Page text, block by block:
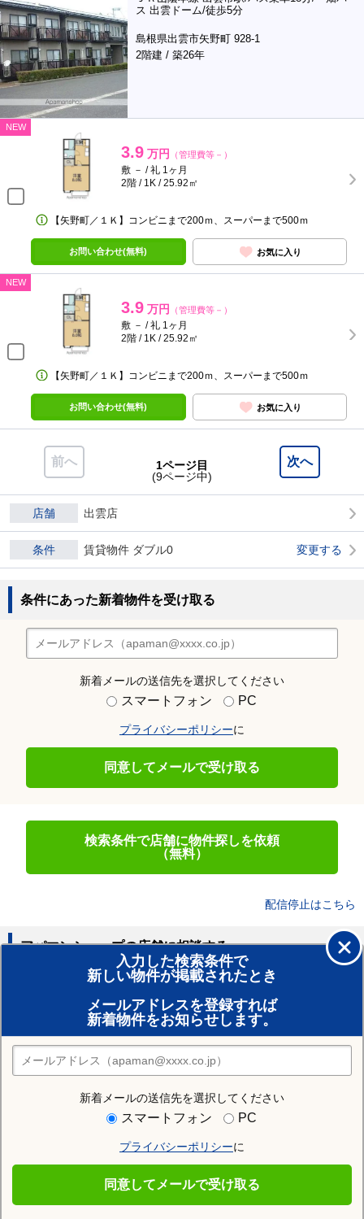
ス 出雲ドーム/徒歩5分
島根県出雲市矢野町 928-1
2階建 / 築26年
NEW
3.9 万円 （管理費等－）
敷 － / 礼 1ヶ月
2階 / 1K / 25.92㎡
【矢野町／１Ｋ】コンビニまで200ｍ、スーパーまで500ｍ
お問い合わせ(無料) お気に入り
NEW
3.9 万円 （管理費等－）
敷 － / 礼 1ヶ月
2階 / 1K / 25.92㎡
【矢野町／１Ｋ】コンビニまで200ｍ、スーパーまで500ｍ
お問い合わせ(無料) お気に入り
前へ 次へ
1ページ目
(9ページ中)
店舗 出雲店
条件 賃貸物件 ダブル0 変更する
条件にあった新着物件を受け取る
新着メールの送信先を選択してください
スマートフォン PC
プライバシーポリシーに
同意してメールで受け取る
検索条件で店舗に物件探しを依頼
（無料）
配信停止はこちら
入力した検索条件で
新しい物件が掲載されたとき
メールアドレスを登録すれば
新着物件をお知らせします。
新着メールの送信先を選択してください
スマートフォン PC
プライバシーポリシーに
同意してメールで受け取る
アパマンショップの店舗に相談する
賃貸のプロがお部屋探し！
おまかせ物件リクエスト
住みたい街の店舗を探す
店舗検索